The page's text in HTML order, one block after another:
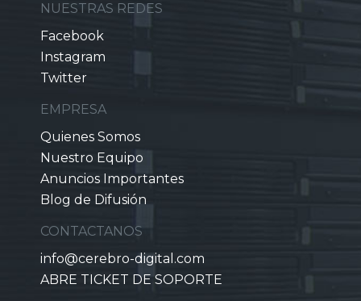
NUESTRAS REDES
Facebook
Instagram
Twitter
EMPRESA
Quienes Somos
Nuestro Equipo
Anuncios Importantes
Blog de Difusión
CONTACTANOS
info@cerebro-digital.com
ABRE TICKET DE SOPORTE